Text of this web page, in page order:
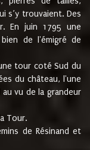
s’y trouvaient. Des
En juin 1795 une
de l'émigré de
tour coté Sud du
du château, l'une
vu de la grandeur
Tour.
de Résinand et